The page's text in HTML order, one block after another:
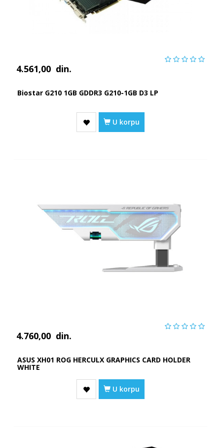
4.561,00 din.
Biostar G210 1GB GDDR3 G210-1GB D3 LP
U korpu
4.760,00 din.
ASUS XH01 ROG HERCULX GRAPHICS CARD HOLDER
WHITE
U korpu